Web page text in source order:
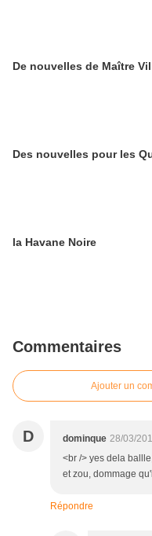
De nouvelles de Maître
Des nouvelles pour les
la Havane Noire
Commentaires
Ajouter un
D dominque 28/03/
<br /> yes dela
et zou, dommage
Répondre